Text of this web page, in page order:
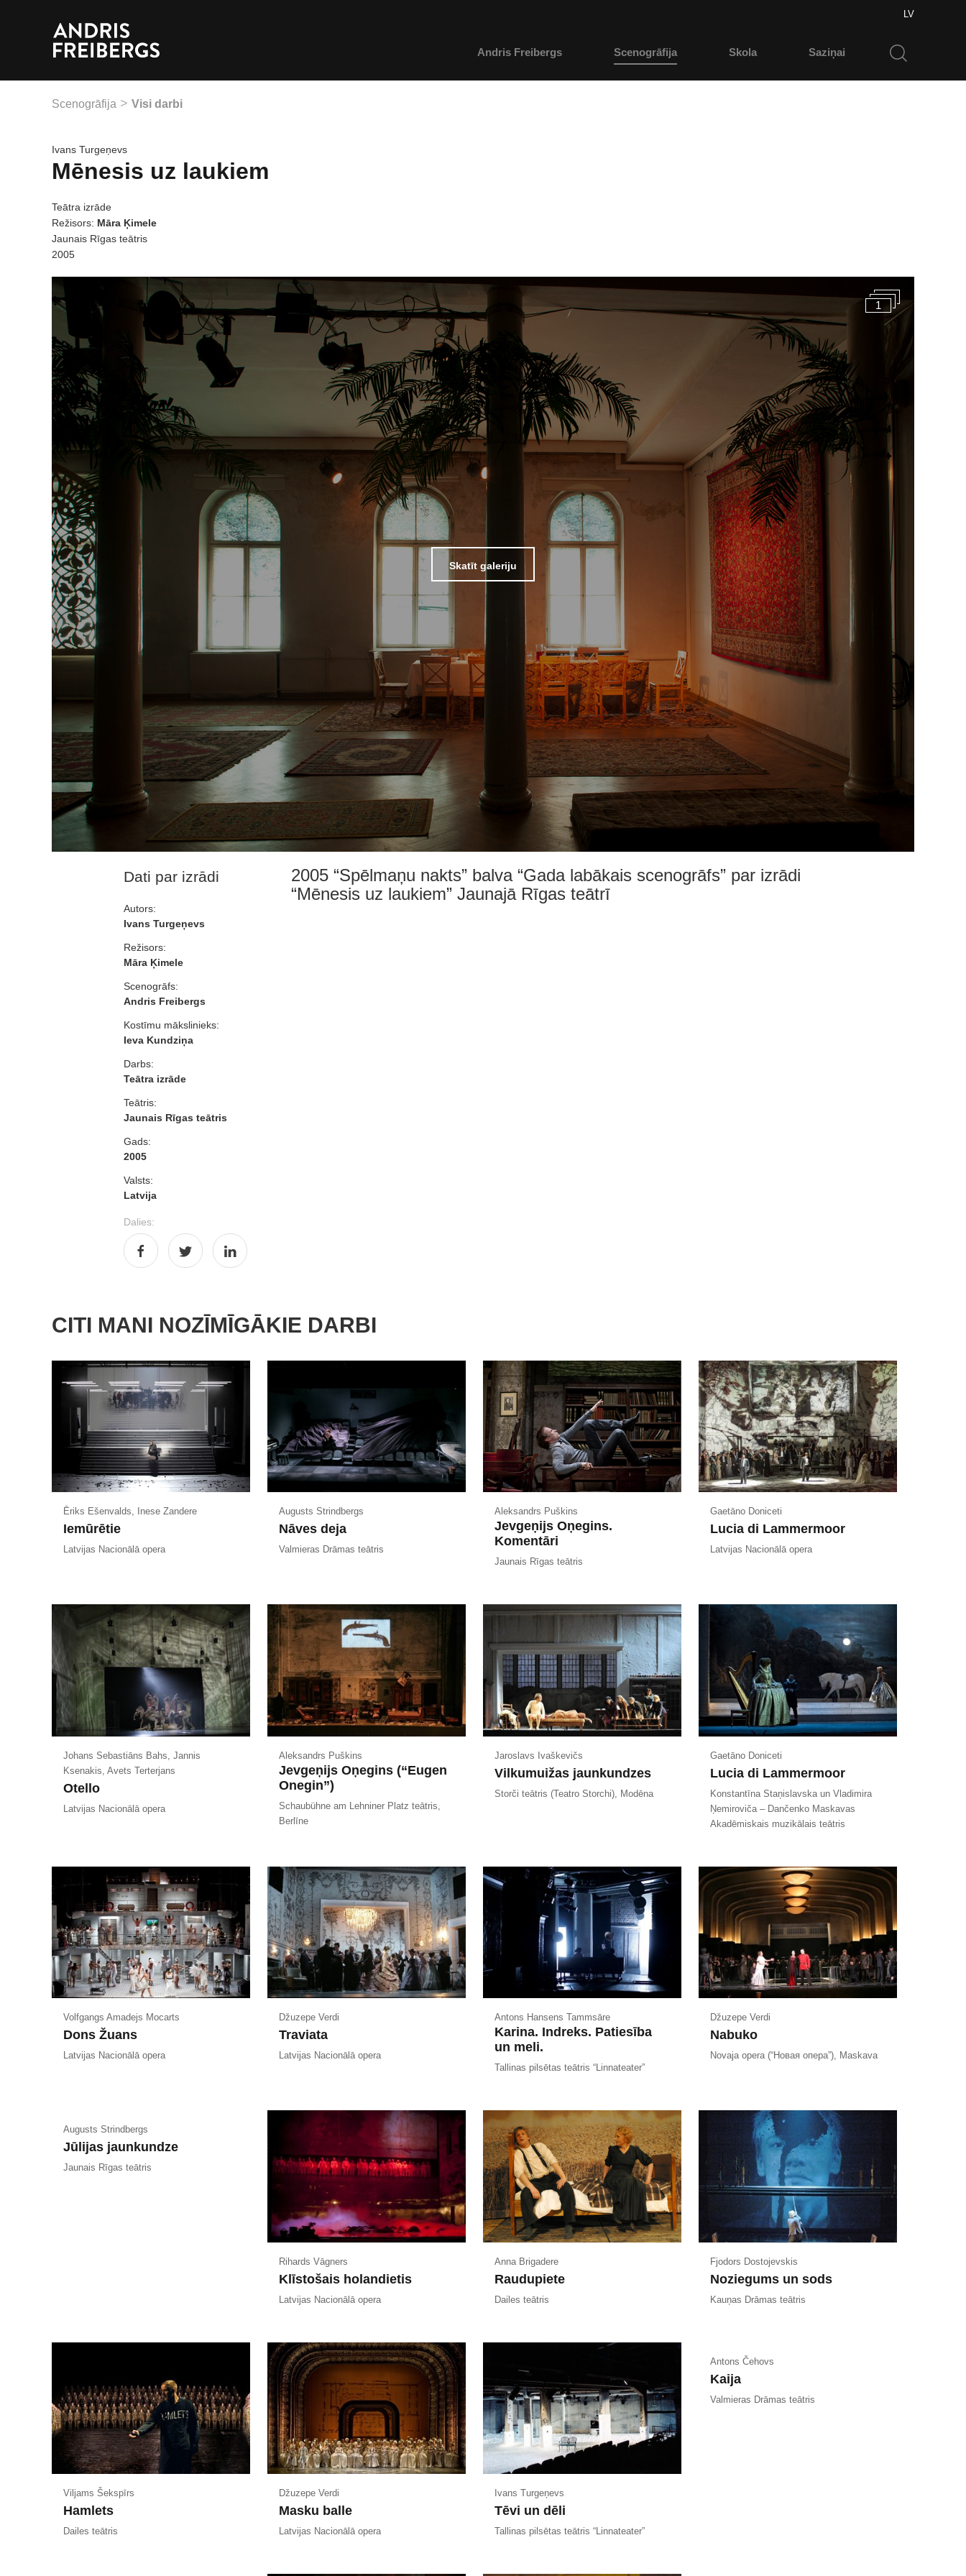
LV
Andris Freibergs Scenogrāfija Skola Saziņai
Scenogrāfija Visi darbi
Ivans Turgeņevs
Mēnesis uz laukiem
Teātra izrāde
Režisors: Māra Ķimele
Jaunais Rīgas teātris
2005
1
Skatīt galeriju
Dati par izrādi
Autors:
Ivans Turgeņevs
Režisors:
Māra Ķimele
Scenogrāfs:
Andris Freibergs
Kostīmu mākslinieks:
Ieva Kundziņa
Darbs:
Teātra izrāde
Teātris:
Jaunais Rīgas teātris
Gads:
2005
Valsts:
Latvija
Dalies:
2005 “Spēlmaņu nakts” balva “Gada labākais scenogrāfs” par izrādi
“Mēnesis uz laukiem” Jaunajā Rīgas teātrī
CITI MANI NOZĪMĪGĀKIE DARBI
Ēriks Ešenvalds, Inese Zandere
Iemūrētie
Latvijas Nacionālā opera
Augusts Strindbergs
Nāves deja
Valmieras Drāmas teātris
Aleksandrs Puškins
Jevgeņijs Oņegins.
Komentāri
Jaunais Rīgas teātris
Gaetāno Doniceti
Lucia di Lammermoor
Latvijas Nacionālā opera
Johans Sebastiāns Bahs, Jannis
Ksenakis, Avets Terterjans
Otello
Latvijas Nacionālā opera
Aleksandrs Puškins
Jevgeņijs Oņegins (“Eugen
Onegin”)
Schaubühne am Lehniner Platz teātris,
Berlīne
Jaroslavs Ivaškevičs
Vilkumuižas jaunkundzes
Storči teātris (Teatro Storchi), Modēna
Gaetāno Doniceti
Lucia di Lammermoor
Konstantīna Staņislavska un Vladimira
Ņemiroviča – Dančenko Maskavas
Akadēmiskais muzikālais teātris
Volfgangs Amadejs Mocarts
Dons Žuans
Latvijas Nacionālā opera
Džuzepe Verdi
Traviata
Latvijas Nacionālā opera
Antons Hansens Tammsāre
Karina. Indreks. Patiesība
un meli.
Tallinas pilsētas teātris “Linnateater”
Džuzepe Verdi
Nabuko
Novaja opera (“Новая опера”), Maskava
Augusts Strindbergs
Jūlijas jaunkundze
Jaunais Rīgas teātris
Rihards Vāgners
Klīstošais holandietis
Latvijas Nacionālā opera
Anna Brigadere
Raudupiete
Dailes teātris
Fjodors Dostojevskis
Noziegums un sods
Kauņas Drāmas teātris
Viljams Šekspīrs
Hamlets
Dailes teātris
Džuzepe Verdi
Masku balle
Latvijas Nacionālā opera
Ivans Turgeņevs
Tēvi un dēli
Tallinas pilsētas teātris “Linnateater”
Antons Čehovs
Kaija
Valmieras Drāmas teātris